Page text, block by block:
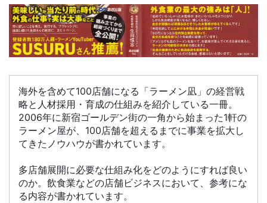
海外を含めて100店舗になる「ラーメン凪」の経営戦
略と人材採用・育成の仕組みを紹介している一冊。
2006年に新宿ゴールデン街の一角から始まった1軒の
ラーメン屋が、100店舗を超えるまでに事業を拡大し
てきたノウハウが書かれています。
多店舗展開に必要な仕組み化をどのようにすれば良い
のか。飲食業などの店舗ビジネスにおいて、参考にな
る内容が書かれています。